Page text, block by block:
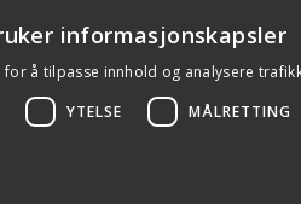
informasjonskapsler
å tilpasse innhold og analysere
YTELSE MÅLRETTING